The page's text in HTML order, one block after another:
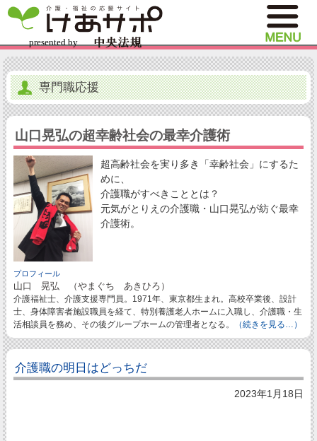
専門職応援
山口晃弘の超幸齢社会の最幸介護術
超高齢社会を実り多き「幸齢社会」にするた
めに、
介護職がすべきこととは？
元気がとりえの介護職・山口晃弘が紡ぐ最幸
介護術。
プロフィール
山口 晃弘 （やまぐち あきひろ）
介護福祉士、介護支援専門員。1971年、東京都生まれ。高校卒業後、設計
士、身体障害者施設職員を経て、特別養護老人ホームに入職し、介護職・生
活相談員を務め、その後グループホームの管理者となる。
（続きを見る…）
介護職の明日はどっちだ
2023年1月18日